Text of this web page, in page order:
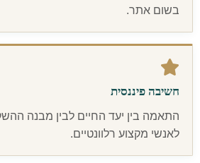
בשום אתר.
חשיבה פיננסית
התאמה בין יעד החיים לבין מבנה
לאנשי מקצוע רלוונטיים.